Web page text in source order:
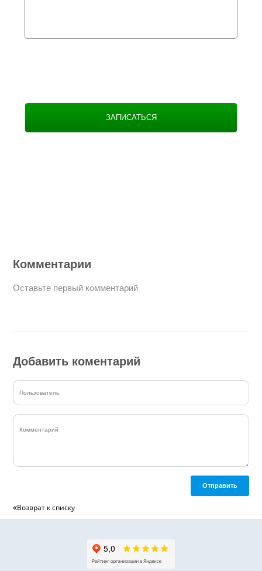
ЗАПИСАТЬСЯ
Комментарии
Оставьте первый комментарий
Добавить коментарий
Отправить
Возврат к списку